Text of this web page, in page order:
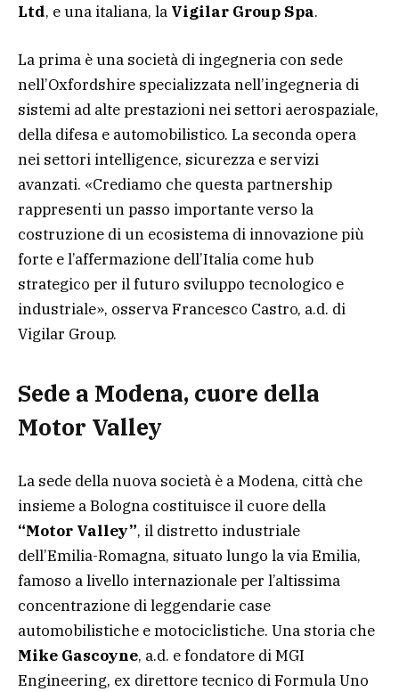
Ltd, e una italiana, la Vigilar Group Spa.
La prima è una società di ingegneria con sede
nell’Oxfordshire specializzata nell’ingegneria di
sistemi ad alte prestazioni nei settori aerospaziale,
della difesa e automobilistico. La seconda opera
nei settori intelligence, sicurezza e servizi
avanzati. «Crediamo che questa partnership
rappresenti un passo importante verso la
costruzione di un ecosistema di innovazione più
forte e l’affermazione dell’Italia come hub
strategico per il futuro sviluppo tecnologico e
industriale», osserva Francesco Castro, a.d. di
Vigilar Group.
Sede a Modena, cuore della
Motor Valley
La sede della nuova società è a Modena, città che
insieme a Bologna costituisce il cuore della
“Motor Valley”, il distretto industriale
dell’Emilia-Romagna, situato lungo la via Emilia,
famoso a livello internazionale per l’altissima
concentrazione di leggendarie case
automobilistiche e motociclistiche. Una storia che
Mike Gascoyne, a.d. e fondatore di MGI
Engineering, ex direttore tecnico di Formula Uno